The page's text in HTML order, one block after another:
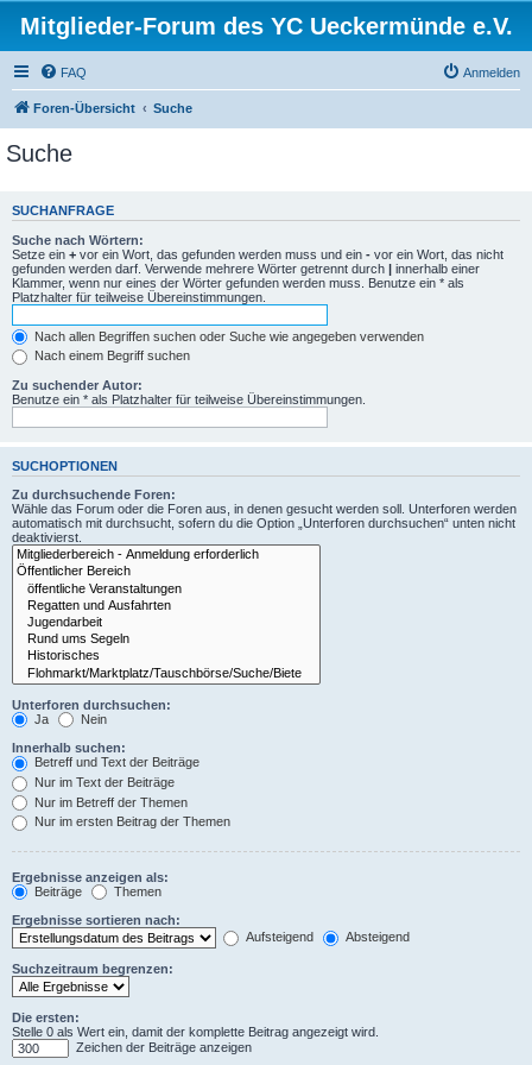
Mitglieder-Forum des YC Ueckermünde e.V.
FAQ Anmelden
Foren-Übersicht Suche
Suche
SUCHANFRAGE
Suche nach Wörtern:
Setze ein + vor ein Wort, das gefunden werden muss und ein - vor ein Wort, das nicht
gefunden werden darf. Verwende mehrere Wörter getrennt durch | innerhalb einer
Klammer, wenn nur eines der Wörter gefunden werden muss. Benutze ein * als
Platzhalter für teilweise Übereinstimmungen.
Nach allen Begriffen suchen oder Suche wie angegeben verwenden
Nach einem Begriff suchen
Zu suchender Autor:
Benutze ein * als Platzhalter für teilweise Übereinstimmungen.
SUCHOPTIONEN
Zu durchsuchende Foren:
Wähle das Forum oder die Foren aus, in denen gesucht werden soll. Unterforen werden
automatisch mit durchsucht, sofern du die Option „Unterforen durchsuchen“ unten nicht
deaktivierst.
Unterforen durchsuchen:
Ja
Nein
Innerhalb suchen:
Betreff und Text der Beiträge
Nur im Text der Beiträge
Nur im Betreff der Themen
Nur im ersten Beitrag der Themen
Ergebnisse anzeigen als:
Beiträge
Themen
Ergebnisse sortieren nach:
Aufsteigend
Absteigend
Suchzeitraum begrenzen:
Die ersten:
Stelle 0 als Wert ein, damit der komplette Beitrag angezeigt wird.
Zeichen der Beiträge anzeigen